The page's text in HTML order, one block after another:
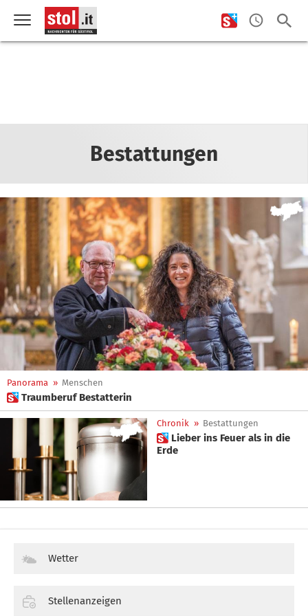
Bestattungen
Panorama » Menschen
 Traumberuf Bestatterin
Chronik » Bestattungen
 Lieber ins Feuer als in die
Erde
Wetter
Stellenanzeigen